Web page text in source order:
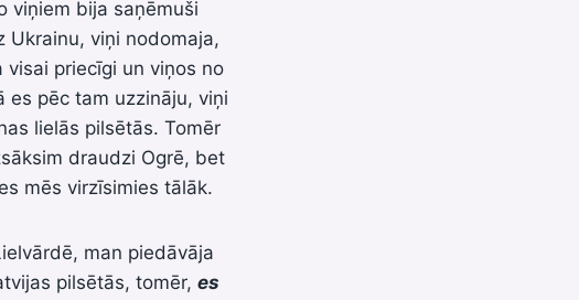
viņiem bija saņēmuši
Ukrainu, viņi nodomaja,
priecīgi un viņos no
es pēc tam uzzināju, viņi
lielās pilsētās. Tomēr
draudzi Ogrē, bet
mēs virzīsimies tālāk.
man piedāvāja
pilsētās, tomēr, es